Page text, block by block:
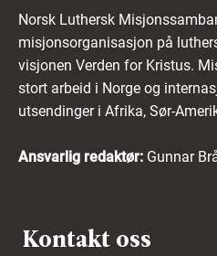
Norsk Luthersk
misjonsorganisasjon på
visjonen Verden for Kristus.
stort arbeid i Norge og
utsendinger i Afrika, Sør-
Ansvarlig redaktør: Gunnar
Kontakt oss